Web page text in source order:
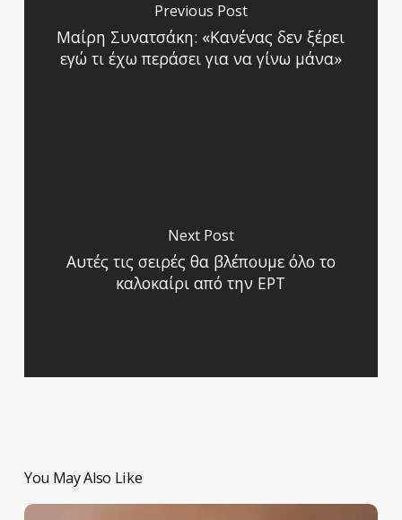
Previous Post
Μαίρη Συνατσάκη: «Κανένας δεν ξέρει
εγώ τι έχω περάσει για να γίνω μάνα»
Next Post
Αυτές τις σειρές θα βλέπουμε όλο το
καλοκαίρι από την ΕΡΤ
You May Also Like